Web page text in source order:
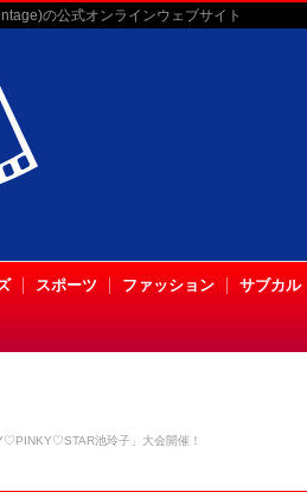
の公式オンラインウェブサイト
スポーツ ファッション サブカル
池玲子」大会開催！